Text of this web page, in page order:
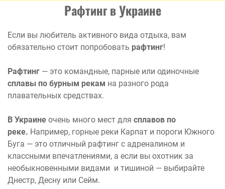
Рафтинг в Украине
Если вы любитель активного вида отдыха, вам
обязательно стоит попробовать рафтинг!
Рафтинг — это командные, парные или одиночные
сплавы по бурным рекам на разного рода
плавательных средствах.
В Украине очень много мест для сплавов по
реке. Например, горные реки Карпат и пороги Южного
Буга — это отличный рафтинг с адреналином и
классными впечатлениями, а если вы охотник за
необыкновенными видами и тишиной — выбирайте
Днестр, Десну или Сейм.